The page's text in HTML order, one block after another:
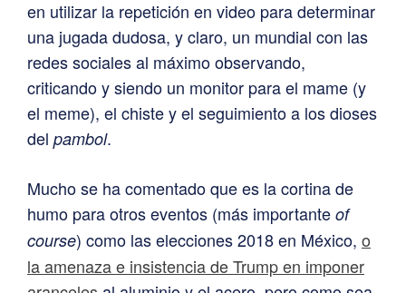
en utilizar la repetición en video para determinar
una jugada dudosa, y claro, un mundial con las
redes sociales al máximo observando,
criticando y siendo un monitor para el mame (y
el meme), el chiste y el seguimiento a los dioses
del pambol.
Mucho se ha comentado que es la cortina de
humo para otros eventos (más importante of
course) como las elecciones 2018 en México, o
la amenaza e insistencia de Trump en imponer